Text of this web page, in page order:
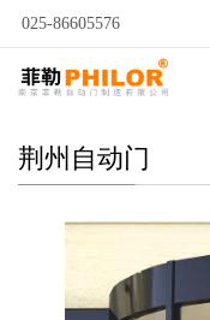
025-86605576
自动门
荆州自动门